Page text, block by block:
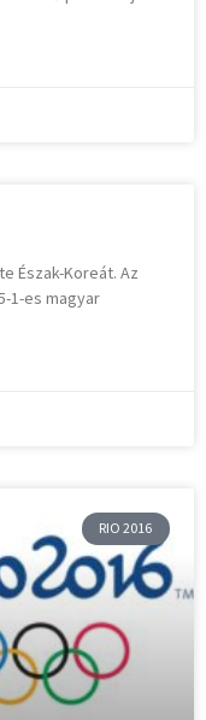
Észak-Koreát. Az
1-es magyar
RIO 2016